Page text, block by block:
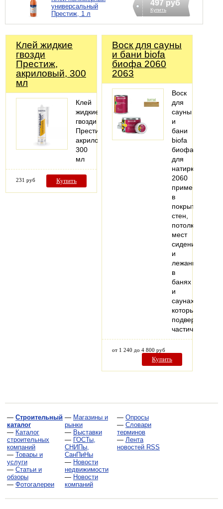
универсальный
Престиж, 1 л
497 руб
Купить
Клей жидкие
гвозди
Престиж,
акриловый, 300
мл
Клей
жидкие
гвозди
Престиж,
акриловый,
300
мл
231 руб Купить
Воск для сауны
и бани biofa
биофа 2060
2063
Воск
для
сауны
и
бани
biofa
биофа
для
натирки
2060
применяется
в
покрытии
стен,
потолков,
мест
сидения
и
лежания
в
банях
и
саунах,
которые
подвержены
частичному…
от 1 240 до 4 800 руб
Купить
— Строительный
каталог
— Каталог
строительных
компаний
— Товары и
услуги
— Статьи и
обзоры
— Фотогалереи
— Магазины и
рынки
— Выставки
— ГОСТы,
СНИПы,
СанПиНы
— Новости
недвижимости
— Новости
компаний
— Опросы
— Словари
терминов
— Лента
новостей RSS